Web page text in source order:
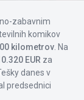
zabavnim
komikov
kilometrov. Na
EUR za
danes v
predsednici